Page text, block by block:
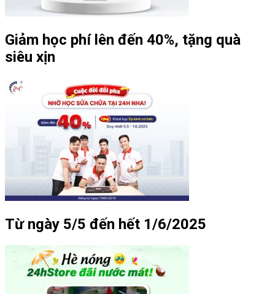
Giảm học phí lên đến 40%, tặng quà
siêu xịn
Từ ngày 5/5 đến hết 1/6/2025